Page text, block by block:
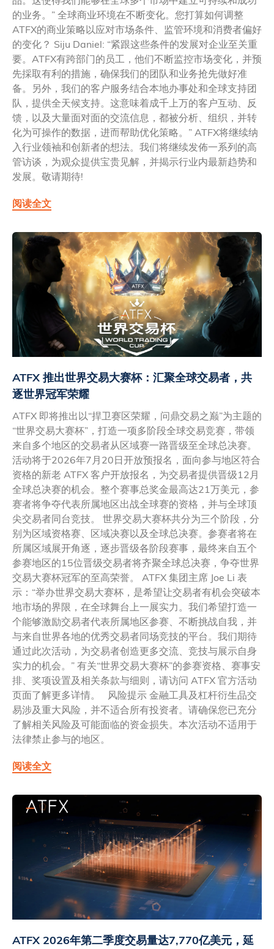
的业务。” 全球商业环境在不断变化。您打算如何调整
ATFX的商业策略以应对市场条件、监管环境和消费者偏好
的变化？ Siju Daniel: “紧跟这些条件的发展对企业至关重
要。ATFX有跨部门的员工，他们不断监控市场变化，并预
先採取有利的措施，确保我们的团队和业务抢先做好准
备。另外，我们的客户服务结合本地办事处和全球支持团
队，提供全天候支持。这意味着成千上万的客户互动、反
馈，以及大量面对面的交流信息，都被分析、组织，并转
化为可操作的数据，进而帮助优化策略。” ATFX将继续纳
入行业领袖和创新者的想法。我们将继续发佈一系列的高
管访谈，为观众提供宝贵见解，并揭示行业内最新趋势和
发展。敬请期待!
阅读全文
ATFX 推出世界交易大赛杯：汇聚全球交易者，共
逐世界冠军荣耀
ATFX 即将推出以“捍卫赛区荣耀，问鼎交易之巅”为主题的
“世界交易大赛杯”，打造一项多阶段全球交易竞赛，带领
来自多个地区的交易者从区域赛一路晋级至全球总决赛。
活动将于2026年7月20日开放预报名，面向参与地区符合
资格的新老 ATFX 客户开放报名，为交易者提供晋级12月
全球总决赛的机会。整个赛事总奖金最高达21万美元，参
赛者将争夺代表所属地区出战全球赛的资格，并与全球顶
尖交易者同台竞技。 世界交易大赛杯共分为三个阶段，分
别为区域资格赛、区域决赛以及全球总决赛。参赛者将在
所属区域展开角逐，逐步晋级各阶段赛事，最终来自五个
参赛地区的15位晋级交易者将齐聚全球总决赛，争夺世界
交易大赛杯冠军的至高荣誉。 ATFX 集团主席 Joe Li 表
示：“举办世界交易大赛杯，是希望让交易者有机会突破本
地市场的界限，在全球舞台上一展实力。我们希望打造一
个能够激励交易者代表所属地区参赛、不断挑战自我，并
与来自世界各地的优秀交易者同场竞技的平台。我们期待
通过此次活动，为交易者创造更多交流、竞技与展示自身
实力的机会。” 有关“世界交易大赛杯”的参赛资格、赛事安
排、奖项设置及相关条款与细则，请访问 ATFX 官方活动
页面了解更多详情。 风险提示 金融工具及杠杆衍生品交
易涉及重大风险，并不适合所有投资者。请确保您已充分
了解相关风险及可能面临的资金损失。本次活动不适用于
法律禁止参与的地区。
阅读全文
ATFX 2026年第二季度交易量达7,770亿美元，延